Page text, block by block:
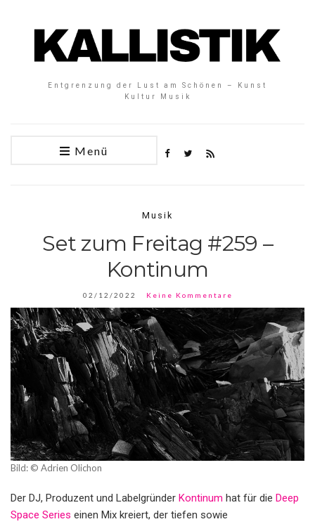
Entgrenzung der Lust am Schönen – Kunst
Kultur Musik
Menü
Musik
Set zum Freitag #259 –
Kontinum
02/12/2022 Keine Kommentare
Bild: © Adrien Olichon
Der DJ, Produzent und Labelgründer Kontinum hat für die Deep
Space Series einen Mix kreiert, der tiefen sowie